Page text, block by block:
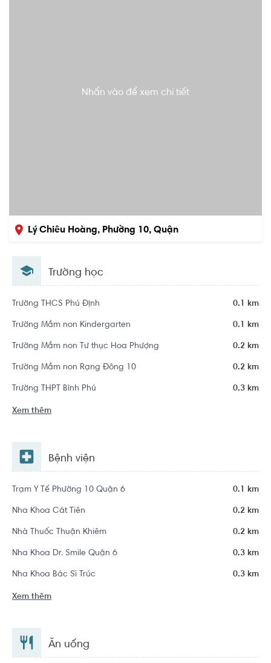
Nhấn vào để xem chi tiết
Lý Chiêu Hoàng, Phường 10, Quận
Trường học
Trường THCS Phú Định 0.1 km
Trường Mầm non Kindergarten 0.1 km
Trường Mầm non Tư thục Hoa Phượng 0.2 km
Trường Mầm non Rạng Đông 10 0.2 km
Trường THPT Bình Phú 0.3 km
Xem thêm
Bệnh viện
Trạm Y Tế Phường 10 Quận 6 0.1 km
Nha Khoa Cát Tiên 0.2 km
Nhà Thuốc Thuận Khiêm 0.2 km
Nha Khoa Dr. Smile Quận 6 0.3 km
Nha Khoa Bác Sĩ Trúc 0.3 km
Xem thêm
Ăn uống